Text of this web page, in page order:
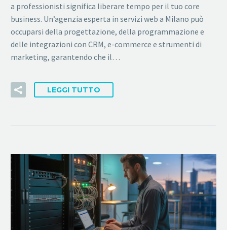
a professionisti significa liberare tempo per il tuo core
business. Un’agenzia esperta in servizi web a Milano può
occuparsi della progettazione, della programmazione e
delle integrazioni con CRM, e-commerce e strumenti di
marketing, garantendo che il…
LEGGI TUTTO